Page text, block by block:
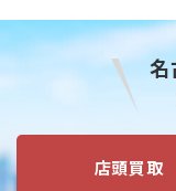
名
店頭買取